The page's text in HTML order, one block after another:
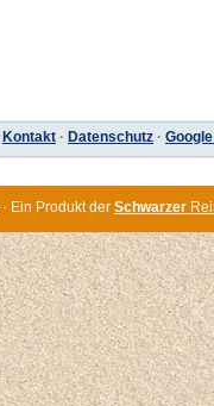
Kontakt · Datenschutz ·
· Ein Produkt der Schwarzer